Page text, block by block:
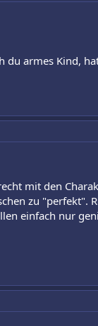
armes Kind,
mit den
zu "perfekt".
einfach nur